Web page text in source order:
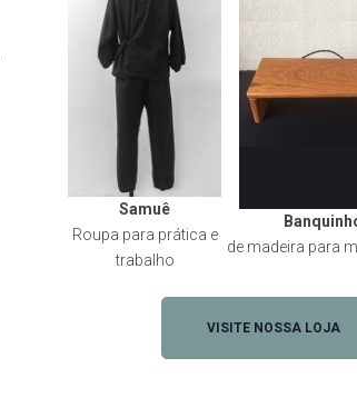
Samuê
Roupa para prática e
trabalho
de madeira para
VISITE NOSSA LOJA